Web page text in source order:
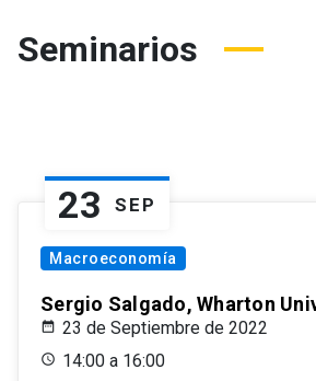
Seminarios
23 SEP
Macroeconomía
Sergio Salgado, Wharton
23 de Septiembre de 2022
14:00 a 16:00